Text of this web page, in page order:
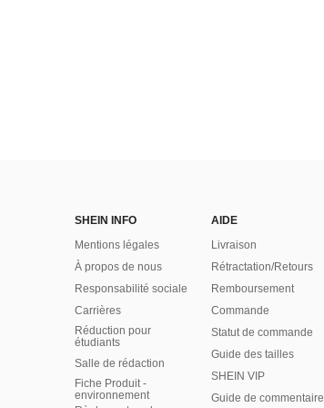
SHEIN INFO
Mentions légales
À propos de nous
Responsabilité sociale
Carrières
Réduction pour
étudiants
Salle de rédaction
Fiche Produit -
environnement
AIDE
Livraison
Rétractation/Retours
Remboursement
Commande
Statut de commande
Guide des tailles
SHEIN VIP
Guide de commentaire